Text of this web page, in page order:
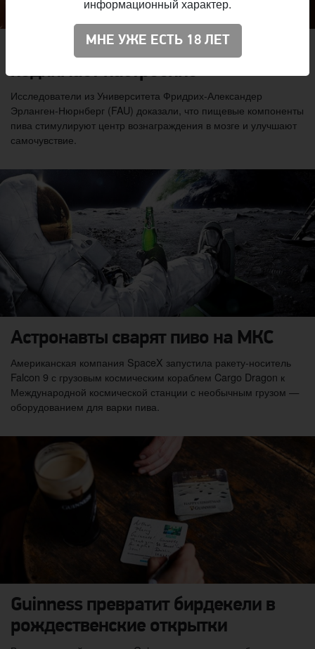
Учёные доказали, что пиво
поднимает настроение
Исследователи из Университета Фридрих-Александер
Эрланген-Нюрнберг (FAU) доказали, что пищевые компоненты
пива стимулируют центр вознаграждения в мозге и улучшают
самочувствие.
Астронавты сварят пиво на МКС
Американская компания SpaceX запустила ракету-носитель
Falcon 9 с грузовым космическим кораблем Cargo Dragon к
Международной космической станции с необычным грузом —
оборудованием для варки пива.
Guinness превратит бирдекели в
рождественские открытки
информационный характер.
МНЕ УЖЕ ЕСТЬ 18 ЛЕТ